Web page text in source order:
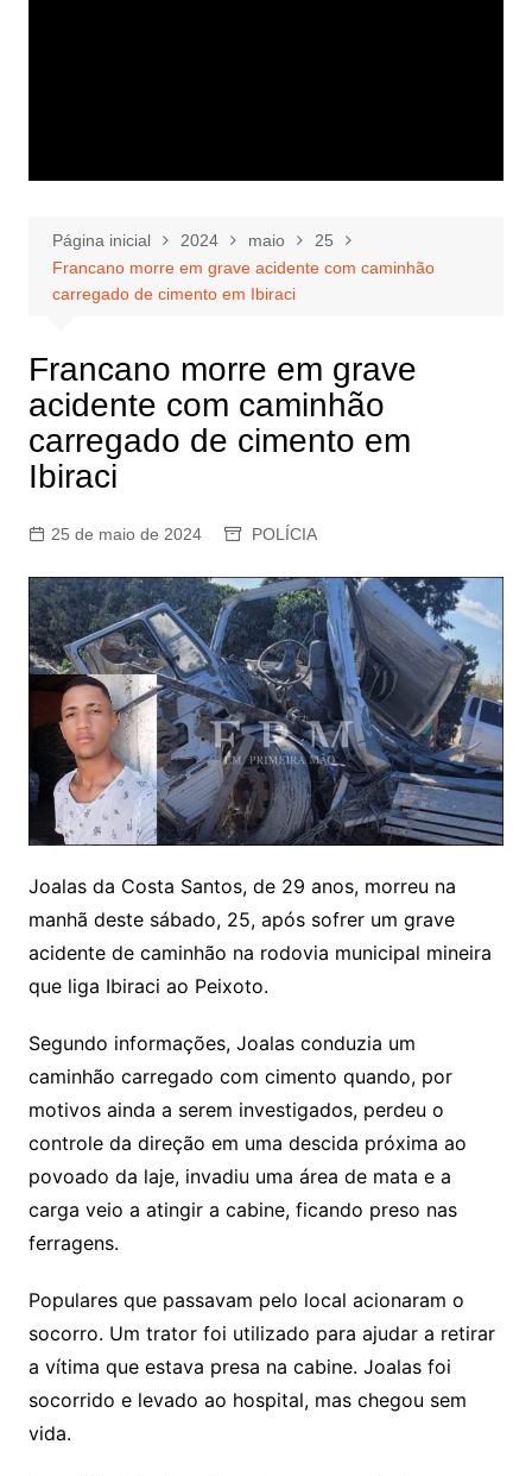
Página inicial 2024 maio
25
Francano morre em grave acidente com caminhão
carregado de cimento em Ibiraci
Francano morre em grave
acidente com caminhão
carregado de cimento em
Ibiraci
25 de maio de 2024 POLÍCIA
Joalas da Costa Santos, de 29 anos, morreu na
manhã deste sábado, 25, após sofrer um grave
acidente de caminhão na rodovia municipal mineira
que liga Ibiraci ao Peixoto.
Segundo informações, Joalas conduzia um
caminhão carregado com cimento quando, por
motivos ainda a serem investigados, perdeu o
controle da direção em uma descida próxima ao
povoado da laje, invadiu uma área de mata e a
carga veio a atingir a cabine, ficando preso nas
ferragens.
Populares que passavam pelo local acionaram o
socorro. Um trator foi utilizado para ajudar a retirar
a vítima que estava presa na cabine. Joalas foi
socorrido e levado ao hospital, mas chegou sem
vida.